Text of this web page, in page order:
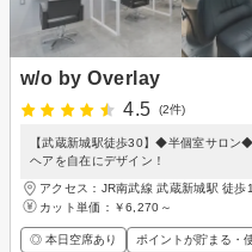
w/o by Overlay
4.5
(2件)
【武蔵新城駅徒歩30】◆半個室サロ
ヘアを自在にデザイン！
アクセス：JR南武線 武蔵新城駅 徒歩
カット単価： ￥6,270～
◎ 本日空席あり ポイントが貯まる・